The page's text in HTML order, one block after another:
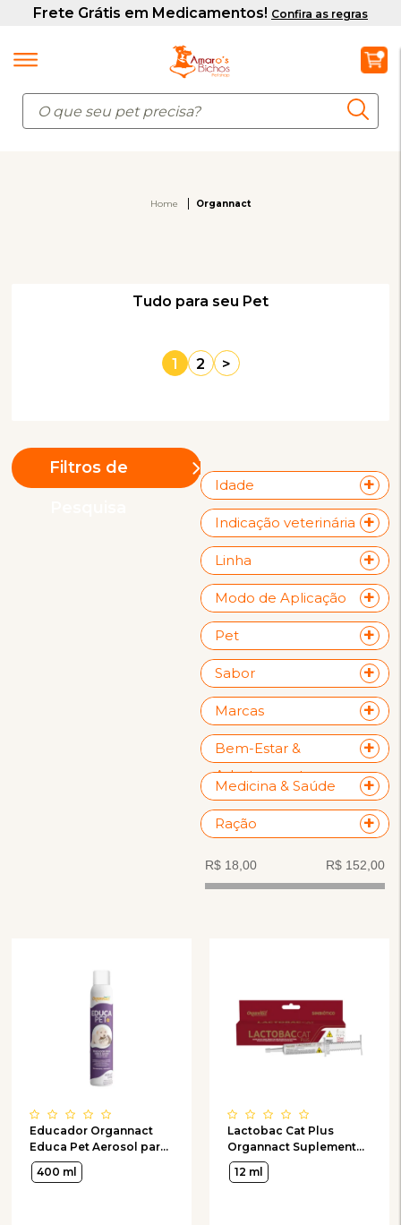
Home Organnact
Tudo para seu Pet
1 2 >
Filtros de
Idade
Indicação veterinária
Linha
Modo de Aplicação
Pet
Sabor
Marcas
Bem-Estar &
Adestramento
Medicina & Saúde
Ração
Educador Organnact
Educa Pet Aerosol para
Cães e Gatos 400ml
400 ml
Lactobac Cat Plus
Organnact Suplemento
Vitamínico 12 ml
12 ml